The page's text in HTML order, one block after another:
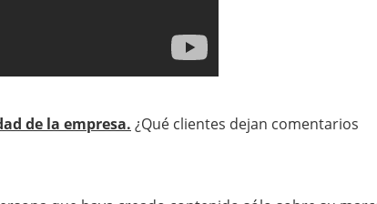
de la empresa. ¿Qué clientes dejan comentarios